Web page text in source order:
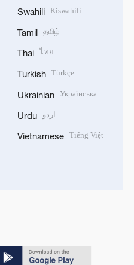
Swahili Kiswahili
Tamil தமிழ்
Thai ไทย
Turkish Türkçe
Ukrainian Українська
Urdu اردو
Vietnamese Tiếng Việt